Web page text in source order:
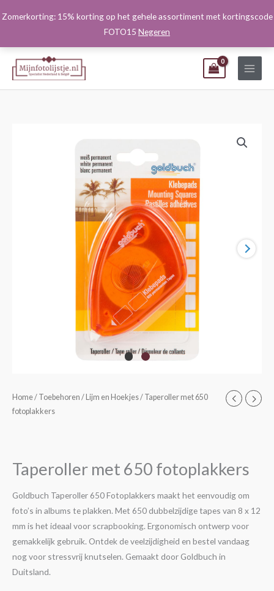
Zomerkorting: 15% korting op het gehele assortiment met kortingscode
FOTO15 Negeren
naar
Home/ Toebehoren / Lijm en Hoekjes/ Taperoller met 650
fotoplakkers
Taperoller met 650 fotoplakkers
Goldbuch Taperoller 650 Fotoplakkers maakt het eenvoudig om
foto’s in albums te plakken. Met 650 dubbelzijdige tapes van 8 x 12
mm is het ideaal voor scrapbooking. Ergonomisch ontwerp voor
gemakkelijk gebruik. Ontdek de veelzijdigheid en bestel vandaag
nog voor stressvrij knutselen. Gemaakt door Goldbuch in
Duitsland.
Taperoller
met